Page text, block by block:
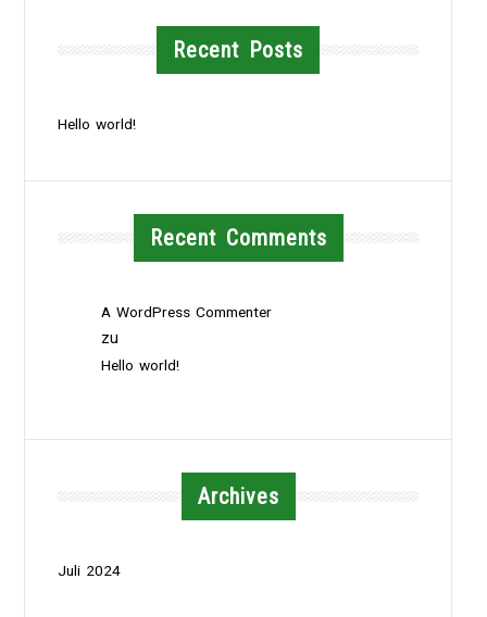
Recent Posts
Hello world!
Recent Comments
A WordPress Commenter
zu
Hello world!
Archives
Juli 2024